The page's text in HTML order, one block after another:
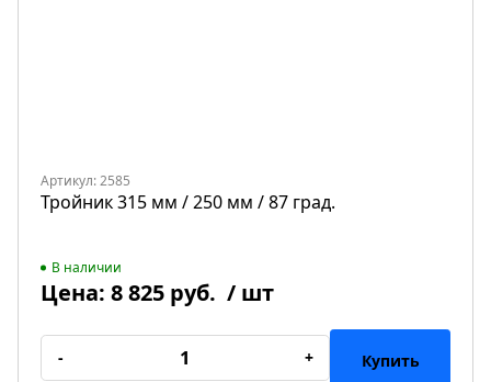
Артикул: 2585
Тройник 315 мм / 250 мм / 87 град.
В наличии
Цена: 8 825 руб. / шт
- + Купить